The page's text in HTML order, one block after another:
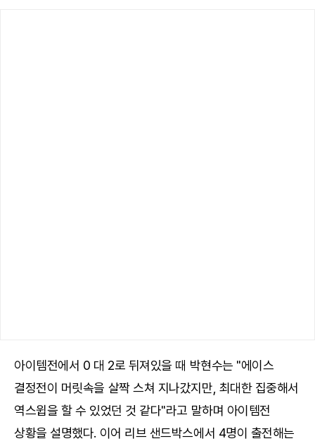
아이템전에서 0 대 2로 뒤져있을 때 박현수는 "에이스
결정전이 머릿속을 살짝 스쳐 지나갔지만, 최대한 집중해서
역스윕을 할 수 있었던 것 같다"라고 말하며 아이템전
상황을 설명했다. 이어 리브 샌드박스에서 4명이 출전해는